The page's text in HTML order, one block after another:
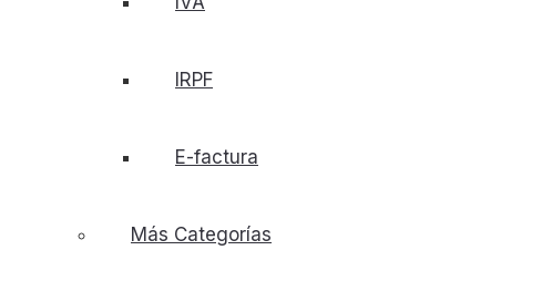
IRPF
E-factura
Más Categorías